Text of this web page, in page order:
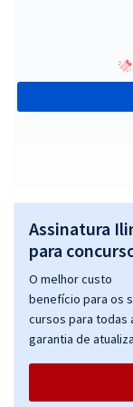
Técnico Judiciário -
Assinatura
para
O melhor custo
benefício para os
cursos para todas
garantia de